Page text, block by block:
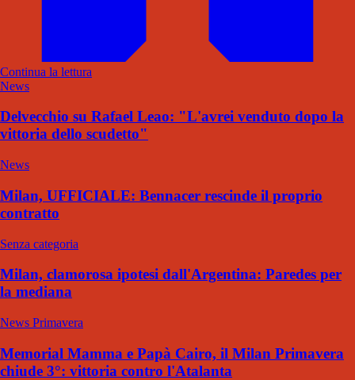
Continua la lettura
News
Delvecchio su Rafael Leao: "L'avrei venduto dopo la
vittoria dello scudetto"
News
Milan, UFFICIALE: Bennacer rescinde il proprio
contratto
Senza categoria
Milan, clamorosa ipotesi dall'Argentina: Paredes per
la mediana
News Primavera
Memorial Mamma e Papà Cairo, il Milan Primavera
chiude 3°: vittoria contro l'Atalanta